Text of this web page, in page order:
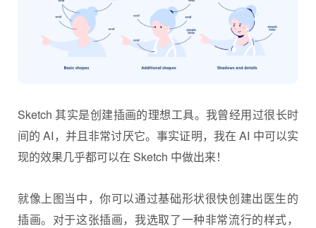
Sketch 其实是创建插画的理想工具。我曾经用过很长时
间的 AI，并且非常讨厌它。事实证明，我在 AI 中可以实
现的效果几乎都可以在 Sketch 中做出来！
就像上图当中，你可以通过基础形状很快创建出医生的
插画。对于这张插画，我选取了一种非常流行的样式，